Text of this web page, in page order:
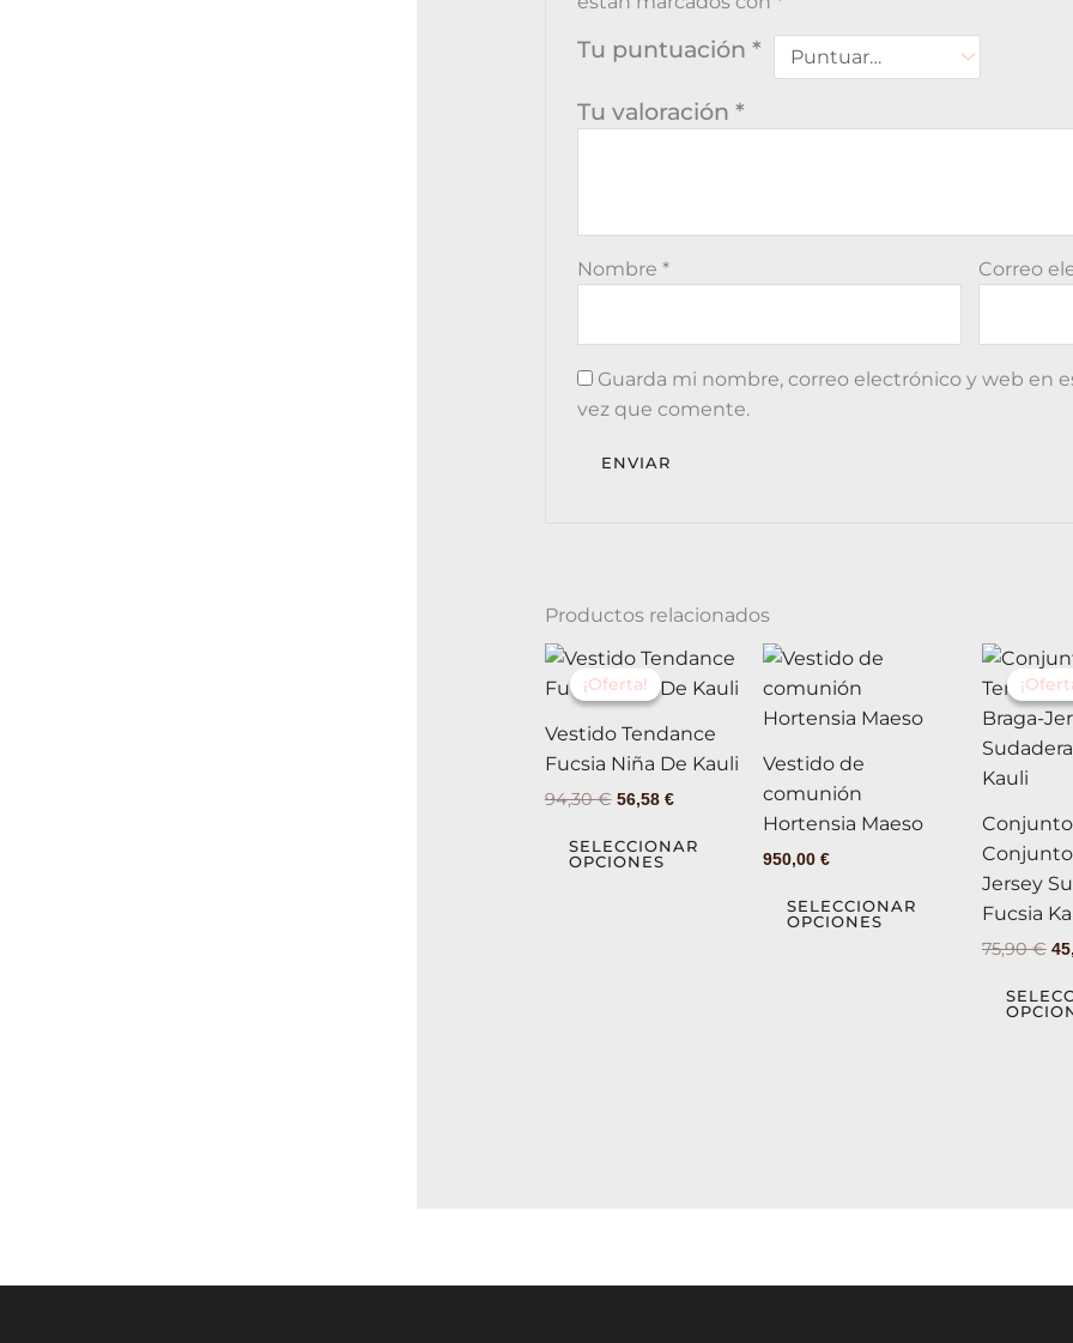
Tu puntuación*
Tu valoración*
Nombre* Correo
Guarda mi nombre, correo electrónico y web en
vez que comente.
Productos relacionados
¡Oferta!
¡Oferta!
Vestido Tendance
Fucsia Niña De Kauli
94,30€
El
precio
original
94,30 €.
56,58 €
El
actual
56,58 €.
SELECCIONAR
OPCIONES
Este
producto
tiene
variantes.
Las
opciones
pueden
elegir
Vestido de
comunión
Hortensia Maeso
950,00€
SELECCIONAR
OPCIONES
Este
producto
tiene
múltiples
variantes.
opciones
pueden
elegir
página
Jersey
Fucsia
75,90€
El